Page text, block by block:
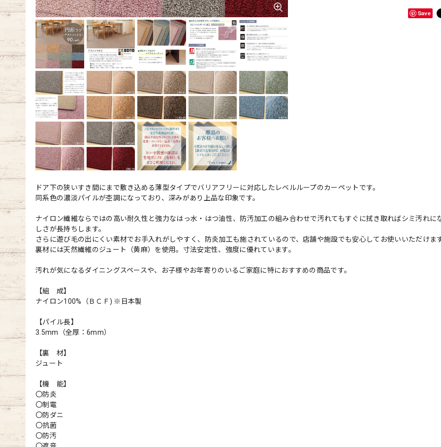
Save
ドア下の狭いすき間にまで敷き込める薄型タイプでバリアフリーに対応したレベルループのカーペットです。
同系色の濃淡パイルが杢調になっており、深みがあり上品な印象です。
ナイロン繊維ならではの高い耐久性と強力なはっ水・はつ油性、防汚加工の組み合わせで汚れてもすぐに拭き取ればシミ汚れに
しさが長持ちします。
さらに遊び毛の出にくい素材でお手入れがしやすく、防炎加工も施されているので、店舗や施設でも安心してお使いいただけま
裏材には天然繊維のジュート（黄麻）を使用。寸法安定性、強度に優れています。
汚れが気になるダイニングスペースや、お子様やお年寄りのいるご家庭に特におすすめの商品です。
【組 成】
ナイロン100%（ＢＣＦ) ※日本製
【パイル長】
3.5mm（全厚：6mm）
【裏 材】
ジュート
【機 能】
〇防炎
〇制電
〇防ダニ
〇抗菌
〇防汚